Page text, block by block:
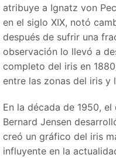
atribuye a Ignatz von
en el siglo XIX, notó
después de sufrir una
observación lo llevó a
completo del iris en
entre las zonas del iris y
En la década de 1950,
Bernard Jensen
creó un gráfico del iris
influyente en la